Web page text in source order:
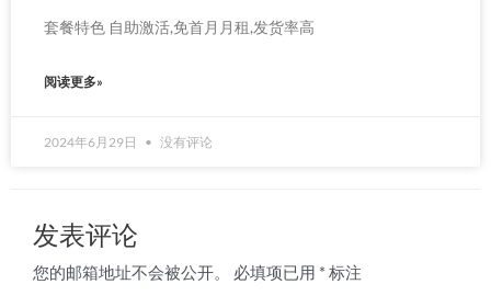
套餐特色 自助激活,免首月月租,发货率高
阅读更多»
2024年6月29日 没有评论
发表评论
您的邮箱地址不会被公开。 必填项已用 * 标注